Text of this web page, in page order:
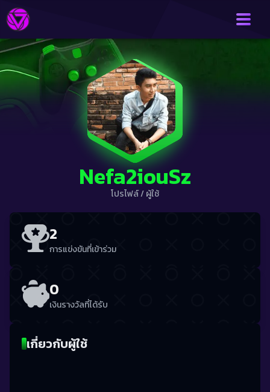
Nefa2iouSz
โปรไฟล์/ผู้ใช้
2
การแข่งขันที่เข้าร่วม
0
เงินรางวัลที่ได้รับ
เกี่ยวกับผู้ใช้